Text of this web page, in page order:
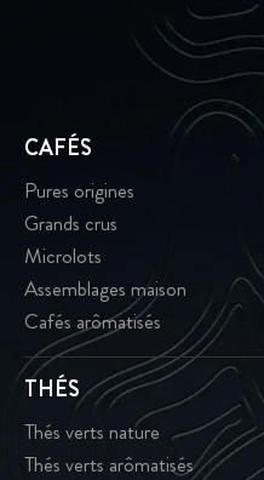
CAFÉS
Pures origines
Grands crus
Microlots
Assemblages maison
Cafés arômatisés
THÉS
Thés verts nature
Thés verts arômatisés